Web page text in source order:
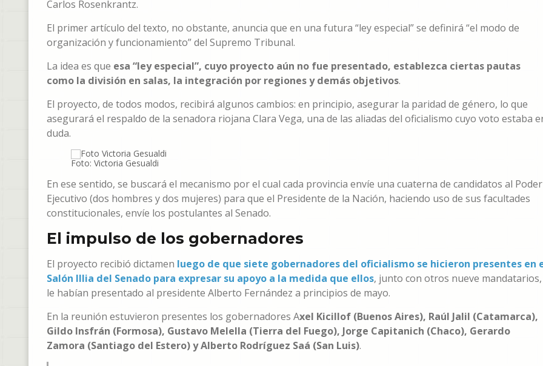
Carlos Rosenkrantz.
El primer artículo del texto, no obstante, anuncia que en una futura “ley especial” se definirá “el modo de
organización y funcionamiento” del Supremo Tribunal.
La idea es que esa “ley especial”, cuyo proyecto aún no fue presentado, establezca ciertas pautas
como la división en salas, la integración por regiones y demás objetivos.
El proyecto, de todos modos, recibirá algunos cambios: en principio, asegurar la paridad de género, lo que
asegurará el respaldo de la senadora riojana Clara Vega, una de las aliadas del oficialismo cuyo voto estaba
duda.
Foto: Victoria Gesualdi
En ese sentido, se buscará el mecanismo por el cual cada provincia envíe una cuaterna de candidatos al Poder
Ejecutivo (dos hombres y dos mujeres) para que el Presidente de la Nación, haciendo uso de sus facultades
constitucionales, envíe los postulantes al Senado.
El impulso de los gobernadores
El proyecto recibió dictamen luego de que siete gobernadores del oficialismo se hicieron presentes en
Salón Illia del Senado para expresar su apoyo a la medida que ellos, junto con otros nueve mandatarios,
le habían presentado al presidente Alberto Fernández a principios de mayo.
En la reunión estuvieron presentes los gobernadores Axel Kicillof (Buenos Aires), Raúl Jalil (Catamarca),
Gildo Insfrán (Formosa), Gustavo Melella (Tierra del Fuego), Jorge Capitanich (Chaco), Gerardo
Zamora (Santiago del Estero) y Alberto Rodríguez Saá (San Luis).